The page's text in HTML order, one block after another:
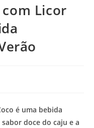
Licor
é uma bebida
doce do caju e a